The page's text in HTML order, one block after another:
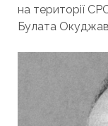
на території
Булата